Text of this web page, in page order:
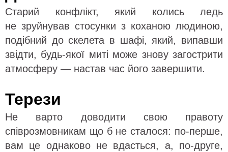
Старий конфлікт, який колись ледь
не зруйнував стосунки з коханою людиною,
подібний до скелета в шафі, який, випавши
звідти, будь-якої миті може знову загострити
атмосферу — настав час його завершити.
Терези
Не варто доводити свою правоту
співрозмовникам що б не сталося: по-перше,
вам це однаково не вдасться, а, по-друге,